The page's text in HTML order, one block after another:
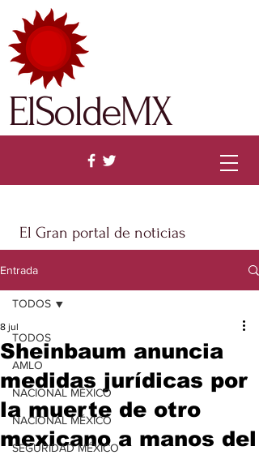
El Gran portal de noticias
ElSoldeMX
Entrada
TODOS
AMLO
NACIONAL MÉXICO
NACIONAL MÉXICO
SEGURIDAD MÉXICO
TODOS
Sheinbaum anuncia
medidas jurídicas por
la muerte de otro
mexicano a manos del
8 jul